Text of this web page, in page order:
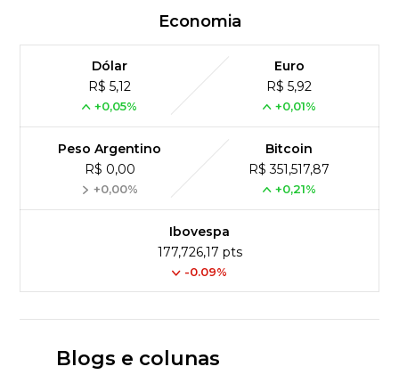
Economia
Dólar
R$ 5,12
+0,05%
Euro
R$ 5,92
+0,01%
Peso Argentino
R$ 0,00
+0,00%
Bitcoin
R$ 351,517,87
+0,21%
Ibovespa
177,726,17 pts
-0.09%
Blogs e colunas